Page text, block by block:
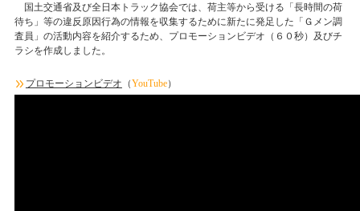
国土交通省及び全日本トラック協会では、荷主等から受ける「長時間の荷
待ち」等の違反原因行為の情報を収集するために新たに発足した「Ｇメン調
査員」の活動内容を紹介するため、プロモーションビデオ（６０秒）及びチ
ラシを作成しました。
プロモーションビデオ （YouTube）